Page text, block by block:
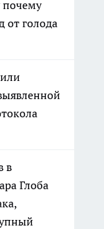
почему
от голода
в
Глоба